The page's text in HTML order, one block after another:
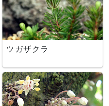
ツガザクラ